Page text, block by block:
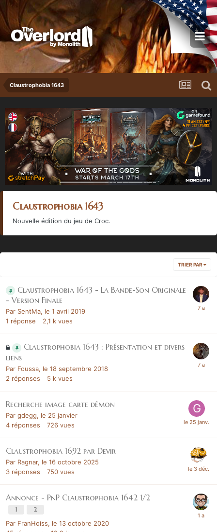
Claustrophobia 1643
Claustrophobia 1643
Nouvelle édition du jeu de Croc.
TRIER PAR
Claustrophobia 1643 - La Bande-Son Originale
- Version Finale
Par SentMa, le 1 avril 2019
1 réponse 2,1 k vues
Claustrophobia 1643 : Présentation et divers
liens
Par Foussa, le 18 septembre 2018
2 réponses 5 k vues
Recherche image carte démon
Par gdegg, le 25 janvier
4 réponses 726 vues
Claustrophobia 1692 par Devir
Par Ragnar, le 16 octobre 2025
3 réponses 750 vues
Annonce - PnP Claustrophobia 1642 1/2
1 2
Par FranHoiss, le 13 octobre 2020